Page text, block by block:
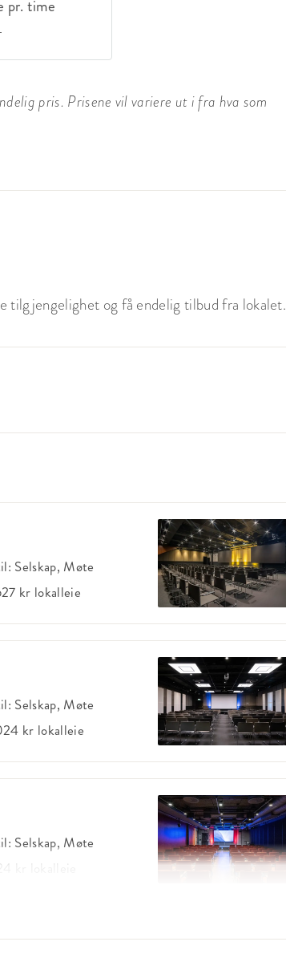
pr. time
pris. Prisene vil variere ut i fra hva som
tilgjengelighet og få endelig tilbud fra lokalet.
Selskap, Møte
kr lokalleie
Selskap, Møte
kr lokalleie
Selskap, Møte
kr